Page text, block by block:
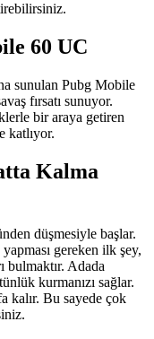
60 UC
sunulan Pubg Mobile
fırsatı sunuyor.
bir araya getiren
katlıyor.
Kalma
düşmesiyle başlar.
gereken ilk şey,
bulmaktır. Adada
kurmanızı sağlar.
kalır. Bu sayede çok